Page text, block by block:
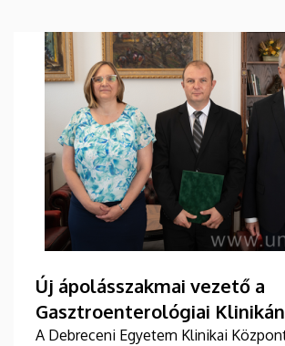
Új ápolásszakmai vezető a
Gasztroenterológiai Klinikán
A Debreceni Egyetem Klinikai